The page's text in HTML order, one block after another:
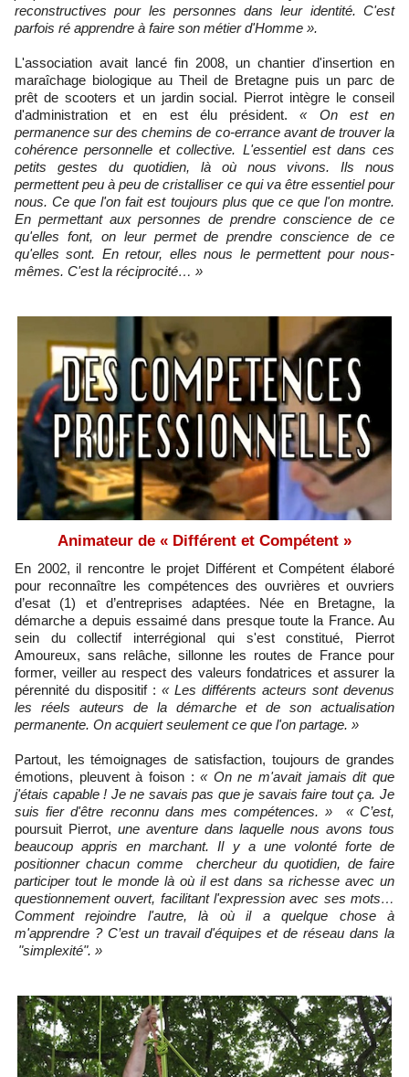
reconstructives pour les personnes dans leur identité. C'est
parfois ré apprendre à faire son métier d'Homme ».
L'association avait lancé fin 2008, un chantier d'insertion en
maraîchage biologique au Theil de Bretagne puis un parc de
prêt de scooters et un jardin social. Pierrot intègre le conseil
d'administration et en est élu président.« On est en
permanence sur des chemins de co-errance avant de trouver la
cohérence personnelle et collective. L'essentiel est dans ces
petits gestes du quotidien, là où nous vivons. Ils nous
permettent peu à peu de cristalliser ce qui va être essentiel pour
nous. Ce que l'on fait est toujours plus que ce que l'on montre.
En permettant aux personnes de prendre conscience de ce
qu'elles font, on leur permet de prendre conscience de ce
qu'elles sont. En retour, elles nous le permettent pour nous-
mêmes. C'est la réciprocité… »
Animateur de « Différent et Compétent »
En 2002, il rencontre le projet Différent et Compétent élaboré
pour reconnaître les compétences des ouvrières et ouvriers
d’esat (1) et d’entreprises adaptées. Née en Bretagne, la
démarche a depuis essaimé dans presque toute la France. Au
sein du collectif interrégional qui s'est constitué, Pierrot
Amoureux, sans relâche, sillonne les routes de France pour
former, veiller au respect des valeurs fondatrices et assurer la
pérennité du dispositif : « Les différents acteurs sont devenus
les réels auteurs de la démarche et de son actualisation
permanente. On acquiert seulement ce que l'on partage. »
Partout, les témoignages de satisfaction, toujours de grandes
émotions, pleuvent à foison :« On ne m'avait jamais dit que
j'étais capable ! Je ne savais pas que je savais faire tout ça. Je
suis fier d'être reconnu dans mes compétences. » « C’est,
poursuit Pierrot, une aventure dans laquelle nous avons tous
beaucoup appris en marchant. Il y a une volonté forte de
positionner chacun comme chercheur du quotidien, de faire
participer tout le monde là où il est dans sa richesse avec un
questionnement ouvert, facilitant l'expression avec ses mots…
Comment rejoindre l'autre, là où il a quelque chose à
m'apprendre ? C’est un travail d'équipes et de réseau dans la
"simplexité". »